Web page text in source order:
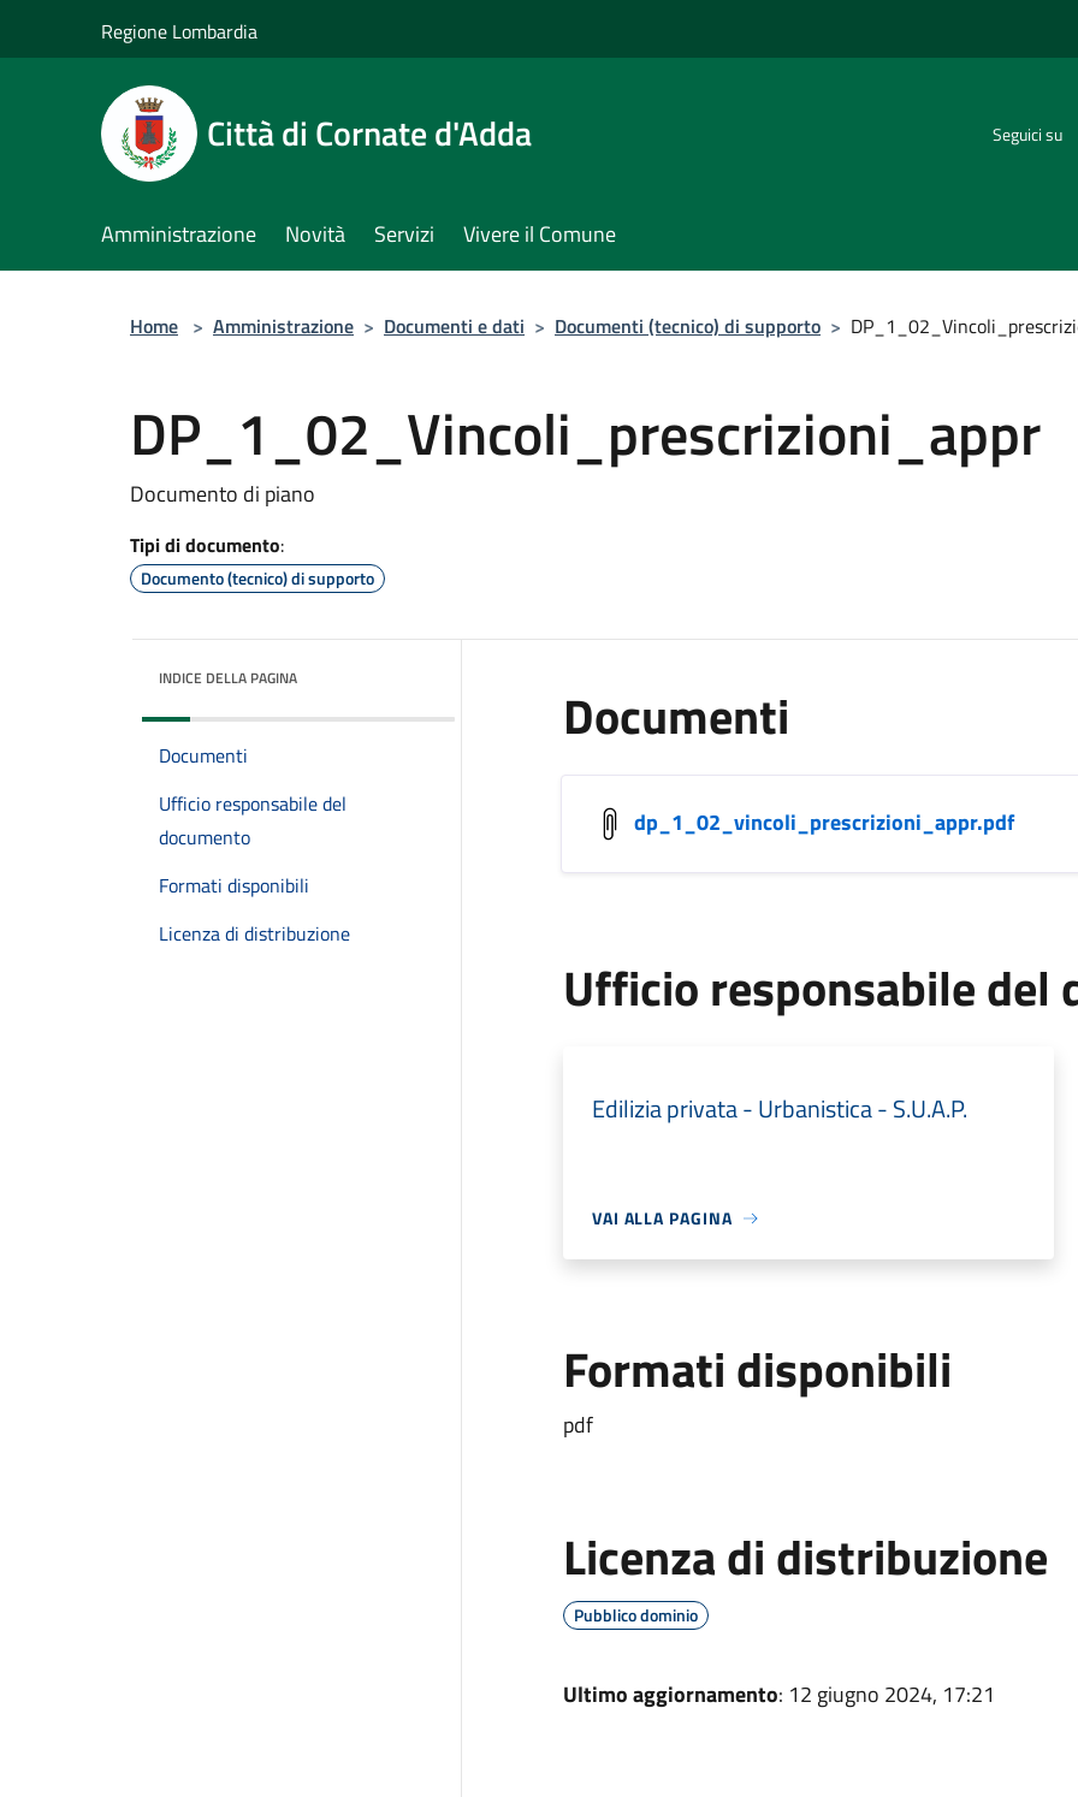
Regione Lombardia
Città di Cornate d'Adda Seguici su
Amministrazione Novità Servizi Vivere il Comune
Home > Amministrazione > Documenti e dati > Documenti (tecnico) di supporto >
DP_1_02_Vincoli_prescrizioni_appr
Documento di piano
Tipi di documento:
Documento (tecnico) di supporto
INDICE DELLA PAGINA
Documenti
Ufficio responsabile del
documento
Formati disponibili
Licenza di distribuzione
Documenti
dp_1_02_vincoli_prescrizioni_appr.pdf
Ufficio responsabile del
Edilizia privata - Urbanistica - S.U.A.P.
VAI ALLA PAGINA
Formati disponibili
pdf
Licenza di distribuzione
Pubblico dominio
Ultimo aggiornamento: 12 giugno 2024, 17:21